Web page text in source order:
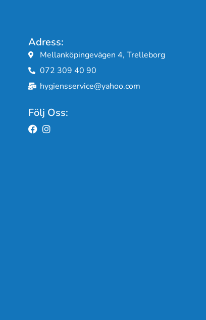
Adress:
Mellanköpingevägen 4, Trelleborg
072 309 40 90
hygiensservice@yahoo.com
Följ Oss: